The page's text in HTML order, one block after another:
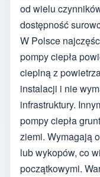
od wielu
dostępność
W Polsce
pompy ciepła
cieplną z
instalacji i nie
infrastruktury.
pompy ciepła
ziemi. Wymagają
lub wykopów, co
początkowymi.